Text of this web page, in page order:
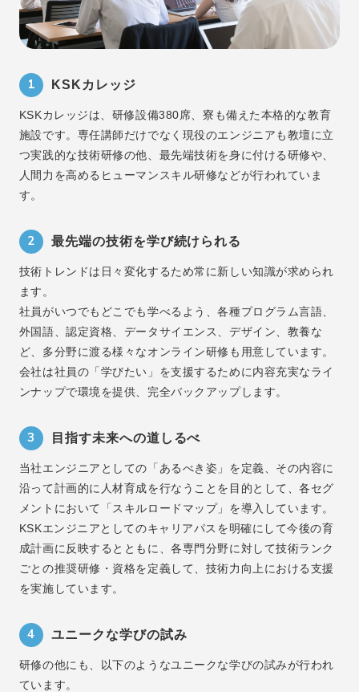
1 KSKカレッジ
KSKカレッジは、研修設備380席、寮も備えた本格的な教育
施設です。専任講師だけでなく現役のエンジニアも教壇に立
つ実践的な技術研修の他、最先端技術を身に付ける研修や、
人間力を高めるヒューマンスキル研修などが行われていま
す。
2 最先端の技術を学び続けられる
技術トレンドは日々変化するため常に新しい知識が求められ
ます。
社員がいつでもどこでも学べるよう、各種プログラム言語、
外国語、認定資格、データサイエンス、デザイン、教養な
ど、多分野に渡る様々なオンライン研修も用意しています。
会社は社員の「学びたい」を支援するために内容充実なライ
ンナップで環境を提供、完全バックアップします。
3 目指す未来への道しるべ
当社エンジニアとしての「あるべき姿」を定義、その内容に
沿って計画的に人材育成を行なうことを目的として、各セグ
メントにおいて「スキルロードマップ」を導入しています。
KSKエンジニアとしてのキャリアパスを明確にして今後の育
成計画に反映するとともに、各専門分野に対して技術ランク
ごとの推奨研修・資格を定義して、技術力向上における支援
を実施しています。
4 ユニークな学びの試み
研修の他にも、以下のようなユニークな学びの試みが行われ
ています。